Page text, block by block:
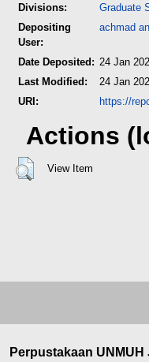
Divisions:
Graduate
Depositing
User:
achmad
Date Deposited: 24 Jan
Last Modified:
24 Jan
URI:
https://
Actions
View Item
Perpustakaan UNMUH